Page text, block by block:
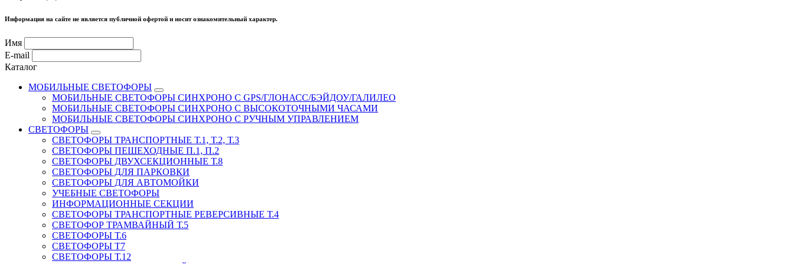
Информация на сайте не является публичной офертой и носит ознакомительный характер.
Имя
E-mail
Каталог
МОБИЛЬНЫЕ СВЕТОФОРЫ
МОБИЛЬНЫЕ СВЕТОФОРЫ СИНХРОНО С GPS/ГЛОНАСС/БЭЙДОУ/ГАЛИЛЕО
МОБИЛЬНЫЕ СВЕТОФОРЫ СИНХРОНО С ВЫСОКОТОЧНЫМИ ЧАСАМИ
МОБИЛЬНЫЕ СВЕТОФОРЫ СИНХРОНО С РУЧНЫМ УПРАВЛЕНИЕМ
СВЕТОФОРЫ
СВЕТОФОРЫ ТРАНСПОРТНЫЕ Т.1, Т.2, Т.3
СВЕТОФОРЫ ПЕШЕХОДНЫЕ П.1, П.2
СВЕТОФОРЫ ДВУХСЕКЦИОННЫЕ Т.8
СВЕТОФОРЫ ДЛЯ ПАРКОВКИ
СВЕТОФОРЫ ДЛЯ АВТОМОЙКИ
УЧЕБНЫЕ СВЕТОФОРЫ
ИНФОРМАЦИОННЫЕ СЕКЦИИ
СВЕТОФОРЫ ТРАНСПОРТНЫЕ РЕВЕРСИВНЫЕ Т.4
СВЕТОФОР ТРАМВАЙНЫЙ Т.5
СВЕТОФОРЫ Т.6
СВЕТОФОРЫ Т7
СВЕТОФОРЫ Т.12